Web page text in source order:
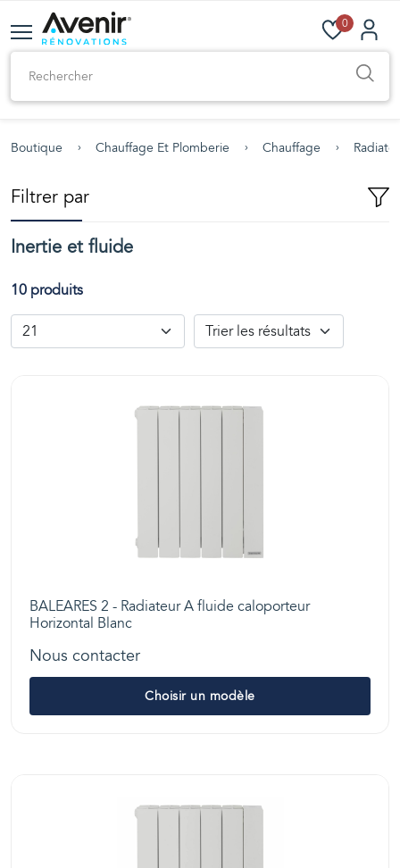
0
Boutique Chauffage Et Plomberie Chauffage
Filtrer par
Inertie et fluide
10 produits
BALEARES 2 - Radiateur A fluide caloporteur
Horizontal Blanc
Nous contacter
Choisir un modèle